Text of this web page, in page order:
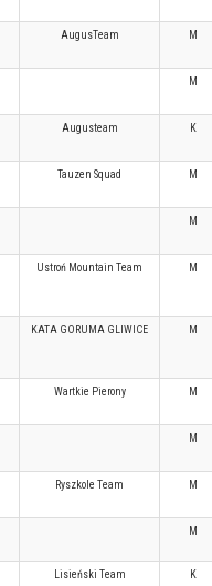
AugusTeam M
M
Augusteam K
Tauzen Squad M
M
Ustroń Mountain Team M
KATA GORUMA GLIWICE M
Wartkie Pierony M
M
Ryszkole Team M
M
Lisieński Team K